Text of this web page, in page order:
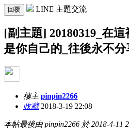
回覆 LINE 主題交流
[副主題] 20180319_在
是你自己的_往後永不分
樓主 pinpin2266
收藏2018-3-19 22:08
本帖最後由 pinpin2266 於 2018-4-11